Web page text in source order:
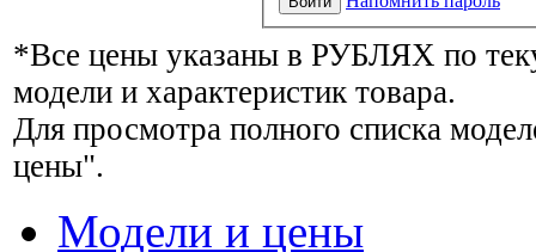
*Все цены указаны в РУБЛЯХ по
модели и характеристик товара.
Для просмотра полного списка
цены".
Модели и цены